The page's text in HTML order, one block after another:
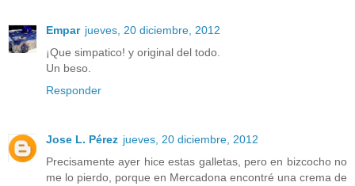
Empar jueves, 20 diciembre, 2012
¡Que simpatico! y original del todo.
Un beso.
Responder
Jose L. Pérez jueves, 20 diciembre, 2012
Precisamente ayer hice estas galletas, pero en bizcocho no
me lo pierdo, porque en Mercadona encontré una crema de